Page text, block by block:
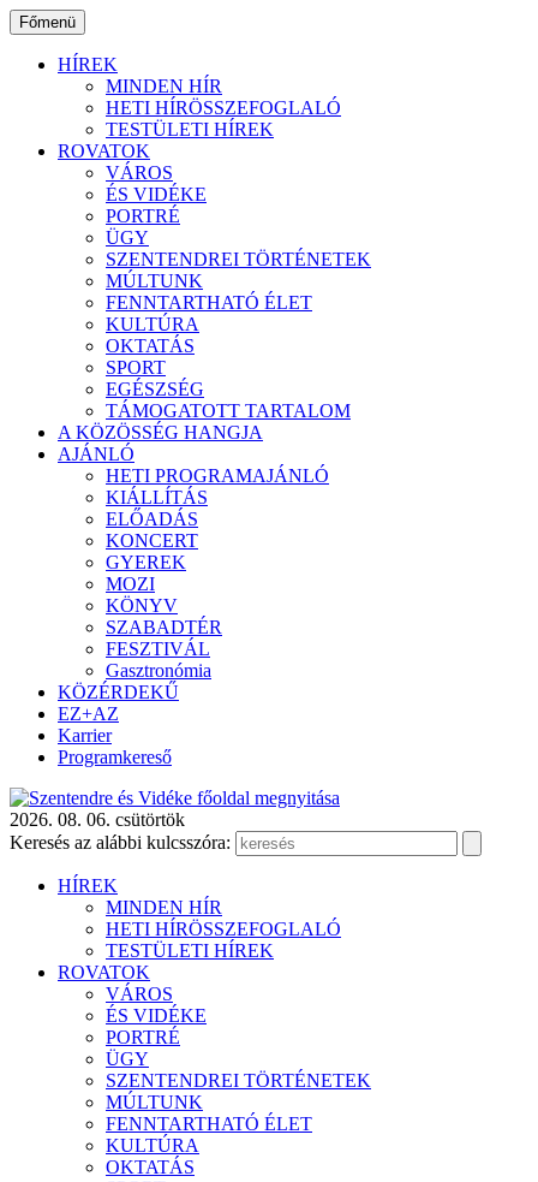
Ugrás
a
tartalomhoz
Főmenü
HÍREK
MINDEN HÍR
HETI HÍRÖSSZEFOGLALÓ
TESTÜLETI HÍREK
ROVATOK
VÁROS
ÉS VIDÉKE
PORTRÉ
ÜGY
SZENTENDREI TÖRTÉNETEK
MÚLTUNK
FENNTARTHATÓ ÉLET
KULTÚRA
OKTATÁS
SPORT
EGÉSZSÉG
TÁMOGATOTT TARTALOM
A KÖZÖSSÉG HANGJA
AJÁNLÓ
HETI PROGRAMAJÁNLÓ
KIÁLLÍTÁS
ELŐADÁS
KONCERT
GYEREK
MOZI
KÖNYV
SZABADTÉR
FESZTIVÁL
Gasztronómia
KÖZÉRDEKŰ
EZ+AZ
Karrier
Programkereső
2026. 08. 06. csütörtök
Keresés az alábbi kulcsszóra:
HÍREK
MINDEN HÍR
HETI HÍRÖSSZEFOGLALÓ
TESTÜLETI HÍREK
ROVATOK
VÁROS
ÉS VIDÉKE
PORTRÉ
ÜGY
SZENTENDREI TÖRTÉNETEK
MÚLTUNK
FENNTARTHATÓ ÉLET
KULTÚRA
OKTATÁS